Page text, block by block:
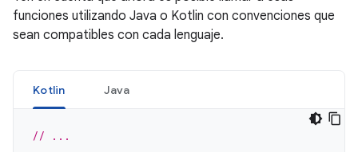
funciones utilizando Java o Kotlin con convenciones que
sean compatibles con cada lenguaje.
Kotlin Java
// ...